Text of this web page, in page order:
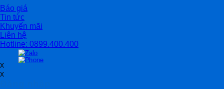
Báo giá
Tin tức
Khuyến mãi
Liên hệ
Hotline: 0899.400.400
x
x